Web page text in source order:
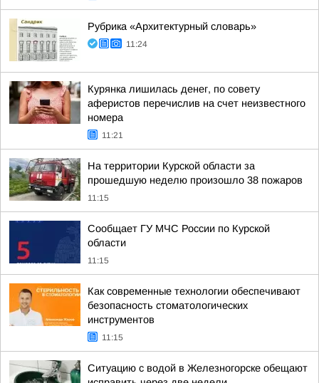
Рубрика «Архитектурный словарь»
11:24
Курянка лишилась денег, по совету
аферистов перечислив на счет неизвестного
номера
11:21
На территории Курской области за
прошедшую неделю произошло 38 пожаров
11:15
Сообщает ГУ МЧС России по Курской
области
11:15
Как современные технологии обеспечивают
безопасность стоматологических
инструментов
11:15
Ситуацию с водой в Железногорске обещают